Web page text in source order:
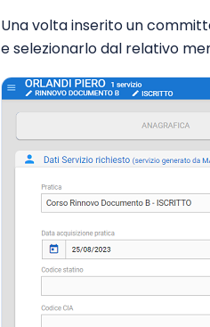
Una volta inserito un
e selezionarlo dal relativo